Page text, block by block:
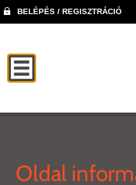
BELÉPÉS / REGISZTRÁCIÓ
Oldal